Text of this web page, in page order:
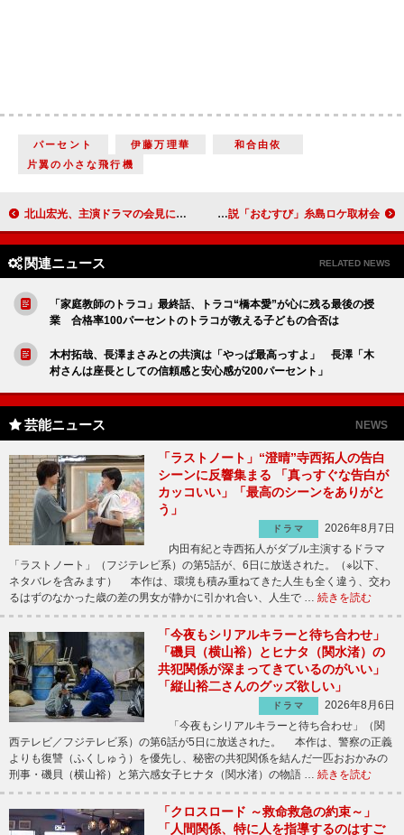
パーセント 伊藤万理華
和合由依
片翼の小さな飛行機
北山宏光、主演ドラマの会見に登場 「自分の50歳の未来を見てみたい」 “獣のように貪欲になってしまうこと”も告白 朝ドラヒロインの橋本環奈、糸島ロケでパラパラを踊る「結構なギャルでした」連続テレビ小説「おむすび」糸島ロケ取材会
関連ニュース RELATED NEWS
「家庭教師のトラコ」最終話、トラコ“橋本愛”が心に残る最後の授
業 合格率100パーセントのトラコが教える子どもの合否は
木村拓哉、長澤まさみとの共演は「やっぱ最高っすよ」 長澤「木
村さんは座長としての信頼感と安心感が200パーセント」
芸能ニュース NEWS
「ラストノート」“澄晴”寺西拓人の告白
シーンに反響集まる 「真っすぐな告白が
カッコいい」「最高のシーンをありがと
う」
ドラマ
2026年8月7日
内田有紀と寺西拓人がダブル主演するドラマ
「ラストノート」（フジテレビ系）の第5話が、6日に放送された。（※以下、
ネタバレを含みます） 本作は、環境も積み重ねてきた人生も全く違う、交わ
るはずのなかった歳の差の男女が静かに引かれ合い、人生で … 続きを読む
「今夜もシリアルキラーと待ち合わせ」
「磯貝（横山裕）とヒナタ（関水渚）の
共犯関係が深まってきているのがいい」
「縦山裕二さんのグッズ欲しい」
ドラマ
2026年8月6日
「今夜もシリアルキラーと待ち合わせ」（関
西テレビ／フジテレビ系）の第6話が5日に放送された。 本作は、警察の正義
よりも復讐（ふくしゅう）を優先し、秘密の共犯関係を結んだ一匹おおかみの
刑事・磯貝（横山裕）と第六感女子ヒナタ（関水渚）の物語 … 続きを読む
「クロスロード ～救命救急の約束～」
「人間関係、特に人を指導するのはすご